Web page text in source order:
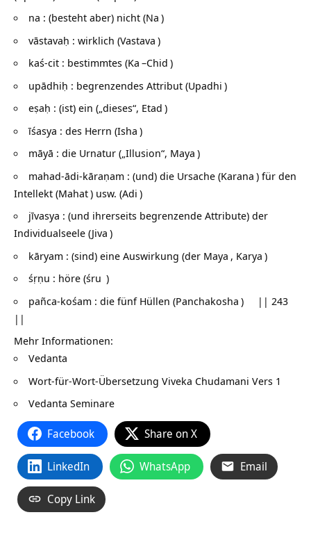
na : (besteht aber) nicht (Na )
vāstavaḥ : wirklich (Vastava )
kaś-cit : bestimmtes (Ka –Chid )
upādhiḥ : begrenzendes Attribut (Upadhi )
eṣaḥ : (ist) ein („dieses“, Etad )
īśasya : des Herrn (Isha )
māyā : die Urnatur („Illusion“, Maya )
mahad-ādi-kāraṇam : (und) die Ursache (Karana ) für den
Intellekt (Mahat) usw. (Adi )
jīvasya : (und ihrerseits begrenzende Attribute) der
Individualseele (Jiva )
kāryam : (sind) eine Auswirkung (der Maya , Karya )
śṛṇu : höre (śru )
pañca-kośam : die fünf Hüllen (Panchakosha ) || 243
||
Mehr Informationen:
Vedanta
Wort-für-Wort-Übersetzung Viveka Chudamani Vers 1
Vedanta Seminare
Facebook Share on X
LinkedIn WhatsApp Email
Copy Link